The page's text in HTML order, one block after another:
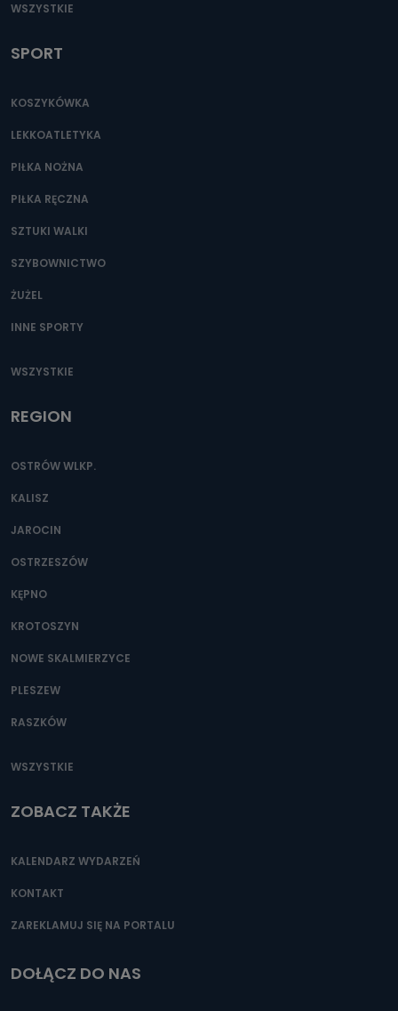
WSZYSTKIE
SPORT
KOSZYKÓWKA
LEKKOATLETYKA
PIŁKA NOŻNA
PIŁKA RĘCZNA
SZTUKI WALKI
SZYBOWNICTWO
ŻUŻEL
INNE SPORTY
WSZYSTKIE
REGION
OSTRÓW WLKP.
KALISZ
JAROCIN
OSTRZESZÓW
KĘPNO
KROTOSZYN
NOWE SKALMIERZYCE
PLESZEW
RASZKÓW
WSZYSTKIE
ZOBACZ TAKŻE
KALENDARZ WYDARZEŃ
KONTAKT
ZAREKLAMUJ SIĘ NA PORTALU
DOŁĄCZ DO NAS